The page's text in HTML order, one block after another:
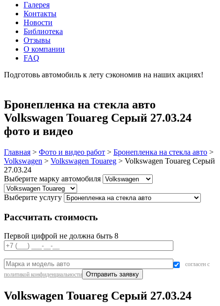
Галерея
Контакты
Новости
Библиотека
Отзывы
О компании
FAQ
Подготовь автомобиль к лету сэкономив на наших акциях!
Бронепленка на стекла авто
Volkswagen Touareg Серый 27.03.24
фото и видео
Главная > Фото и видео работ > Бронепленка на стекла авто >
Volkswagen > Volkswagen Touareg > Volkswagen Touareg Серый
27.03.24
Выберите марку автомобиля
Выберите услугу
Рассчитать стоимость
Первой цифрой не должна быть 8
согласен с
политикой конфиденциальности
Volkswagen Touareg Серый 27.03.24